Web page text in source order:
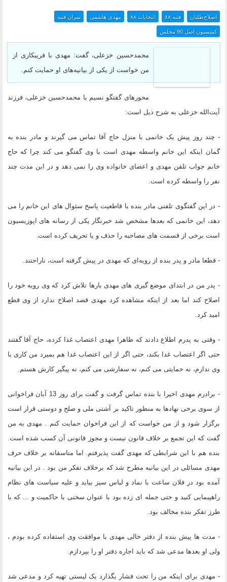
اصلاح‌طلبان فتنه ۸۸ انتخابات ۸۸ مهدی هاشمی
سران فتنه
کمیسیون اصل 90 مجلس
محمدحسین خزعلی، گفت: مهدی با فریبکاری از
من خواست از یکی از بیانیه‌های او حمایت کنم.
محورهای گفتگو نسیم با محمدحسین خزعلی، فرزند
آیت‌الله خزعلی به شرح ذیل است:
- چند روز پیش یک خانمی با منزل حاج آقا تماس می گیرند و مادر بنده به
گمان اینکه این خانم واسطه مهدی است با وی گفتگو می کند چرا که حاج
خانم جواب تلفن مهدی و اعضای خانواده وی را نمی دهد و در این مدت چند
نفر را واسطه کرده است.
- در این گفتگوی تلفنی مادر بنده با قاطعیت پاسخ سئوال های این خانم را می
دهد، این خانمی که بعدها مشخص شد خبرنگار یکی از رسانه های اپوزیسیون
است برخی از قسمت های مصاحبه را حذف و یا تحریف کرده است.
- قطعا مادر و پدر بنده از رویه‌ای که مهدی در پیش گرفته است، ناراحتند.
- پدر من در ابتدای موضع گیری های مهدی بارها تلاش کرد که وی رویه خود را
اصلاح کند اما بعد از اینکه مشاهده کرد مهدی قضد اصلاح ندارد از وی قطع
امید کرد.
- وقتی به پدرم اطلاع دادند که ظاهرا مهدی اعتصاب غذا کرده، حاج آقا گفتند
حتی اگر اعتصاب غدا بکند، حتی اگر از این اعتصاب غدا هم بمیرد من کاری با
وی ندارم، نه حمایتی می کنم، نه سفارشی می کنم، نه پیگیر کارش هستم.
- برادرم مهدی اخیرا با بنده تماس گرفت و گفت برای روز 13 آبان فراخوانی
از سوی برخی نهادها به منظور تاکید بر آشتی ملی و صلح و دوستی قرار است
برگزار شود و از من خواست که از این فراخوان حمایت کنم . مهدی به من
گفت که این تجمع بر خلاف قانون نیست و مجوز قانونی آن کسب شده است.
بنده هم با این شرایطی که مهدی گفت پذیرفتم. اما متاسفانه بر خلاف حرف
مهدی مسائلی در این بیانیه مطرح شد که برخلاف تفکر من بود . در این بیانیه
آمده بود در فلان ساعت با نماد و لباس سیز بیاید و علیه سیاست های نظام
راهپیمایی کنید و حتی جمله ای زده بود با عنوان سخنی با حاکمیت و ... که با
طرز تفکر بنده مخالف بود.
- مدت ها پیش بنده از دفتر خالی مهدی با موافقت وی استفاده کرده بودم ،
ولی او بعدها مدعی شد که باید اجاره دفتر او را بپردازم.
- مهدی برای اینکه من را تحت فشار بگذارد یک لیستی تهیه کرد و مدعی شد